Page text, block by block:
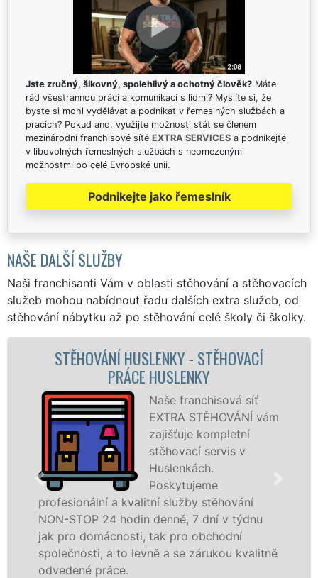
Jste zručný, šikovný, spolehlivý a ochotný člověk? Máte
rád všestrannou práci a komunikaci s lidmi? Myslíte si, že
byste si mohl vydělávat a podnikat v řemeslných službách a
pracích? Pokud ano, využijte možnosti stát se členem
mezinárodní franchisové sítě EXTRA SERVICES a podnikejte
v libovolných řemeslných službách s neomezenými
možnostmi po celé Evropské unii.
Podnikejte jako řemeslník
NAŠE DALŠÍ SLUŽBY
Naši franchisanti Vám v oblasti stěhování a stěhovacích
služeb mohou nabídnout řadu dalších extra služeb, od
stěhování nábytku až po stěhování celé školy či školky.
STĚHOVACÍ SLUŽBA HUSLENKY -
STĚHOVACÍ FIRMA HUSLENKY
Poskytujeme
stěhovací služby v
Huslenkách na
špičkové úrovni se
speciální stěhovací
technikou. Tyto
služby zajišťujeme domácnostem i firmám v
celém okresu Vsetín se zárukou kvality
franchisové sítě EXTRA STĚHOVÁNÍ.
Nabízíme stěhovací služby NON-STOP
včetně víkendů a svátků bez příplatků.